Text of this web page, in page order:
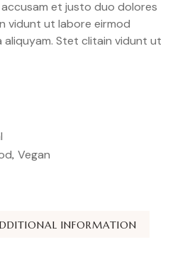
et justo duo dolores
vidunt ut labore eirmod
Stet clitain vidunt ut
, Vegan
INFORMATION